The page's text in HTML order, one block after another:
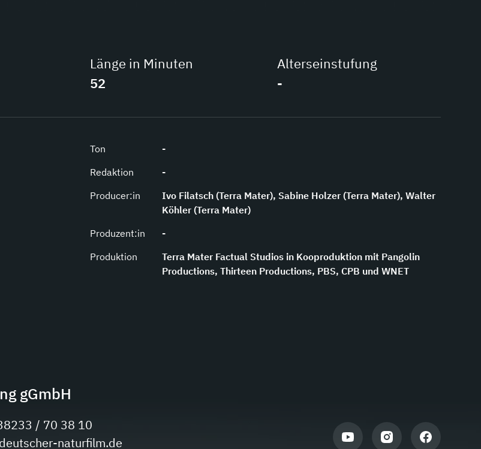
Länge in Minuten
52
Alterseinstufung
-
Ton
-
Redaktion
-
Producer:in
Ivo Filatsch (Terra Mater), Sabine Holzer (Terra Mater), Walter
Köhler (Terra Mater)
Produzent:in
-
Produktion
Terra Mater Factual Studios in Kooproduktion mit Pangolin
Productions, Thirteen Productions, PBS, CPB und WNET
gGmbH
/ 70 38 10
naturfilm.de